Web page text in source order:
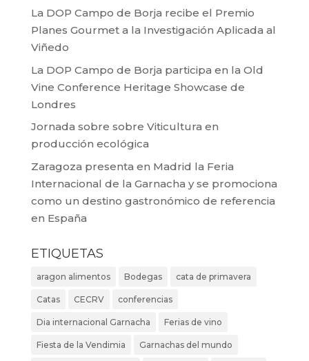
La DOP Campo de Borja recibe el Premio
Planes Gourmet a la Investigación Aplicada al
Viñedo
La DOP Campo de Borja participa en la Old
Vine Conference Heritage Showcase de
Londres
Jornada sobre sobre Viticultura en
producción ecológica
Zaragoza presenta en Madrid la Feria
Internacional de la Garnacha y se promociona
como un destino gastronómico de referencia
en España
ETIQUETAS
aragon alimentos Bodegas cata de primavera
Catas CECRV conferencias
Dia internacional Garnacha Ferias de vino
Fiesta de la Vendimia Garnachas del mundo